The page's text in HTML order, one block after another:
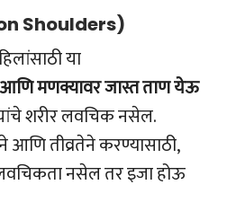
Shoulders)
या
आणि मणक्यावर जास्त ताण येऊ
शरीर लवचिक नसेल.
आणि तीव्रतेने करण्यासाठी,
नसेल तर इजा होऊ